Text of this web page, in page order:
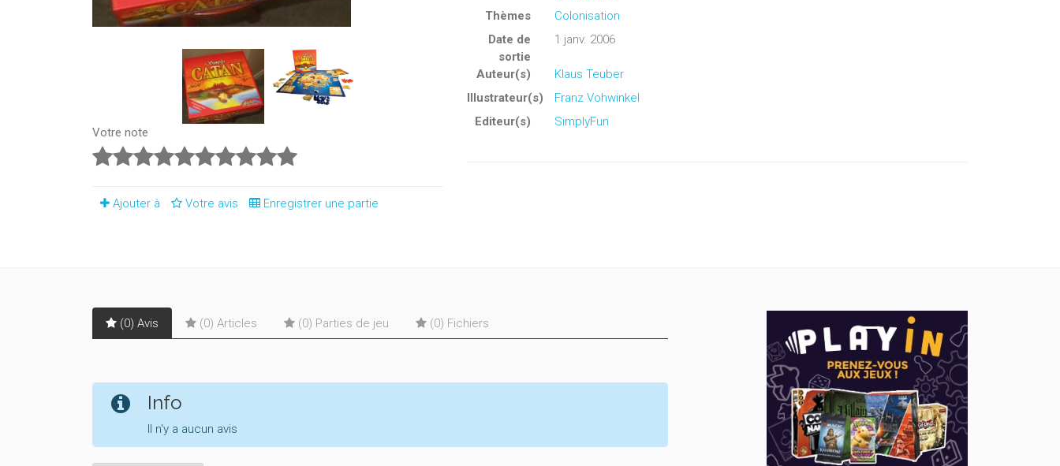
Votre note
Ajouter à Votre avis Enregistrer une partie
Thèmes
Colonisation
Date de
sortie
1 janv. 2006
Auteur(s)
Klaus Teuber
Illustrateur(s)
Franz Vohwinkel
Editeur(s)
SimplyFun
(0) Avis (0) Articles (0) Parties de jeu (0) Fichiers
Info
Il n'y a aucun avis